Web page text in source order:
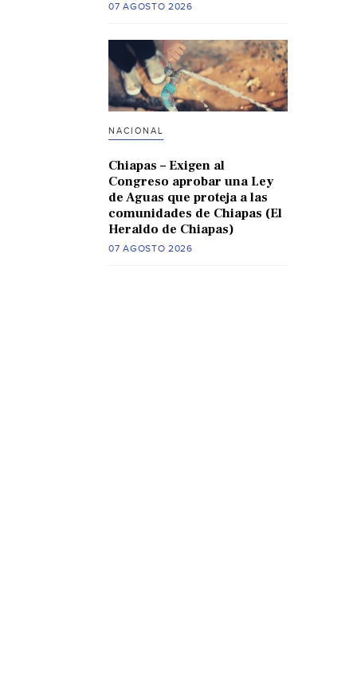
07 AGOSTO 2026
NACIONAL
Chiapas – Exigen al
Congreso aprobar una Ley
de Aguas que proteja a las
comunidades de Chiapas (El
Heraldo de Chiapas)
07 AGOSTO 2026